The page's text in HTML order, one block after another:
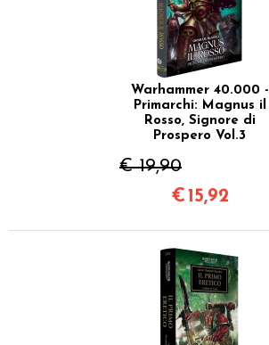
Warhammer 40.000 -
Primarchi: Magnus il
Rosso, Signore di
Prospero Vol.3
€ 19,90
€ 15,92